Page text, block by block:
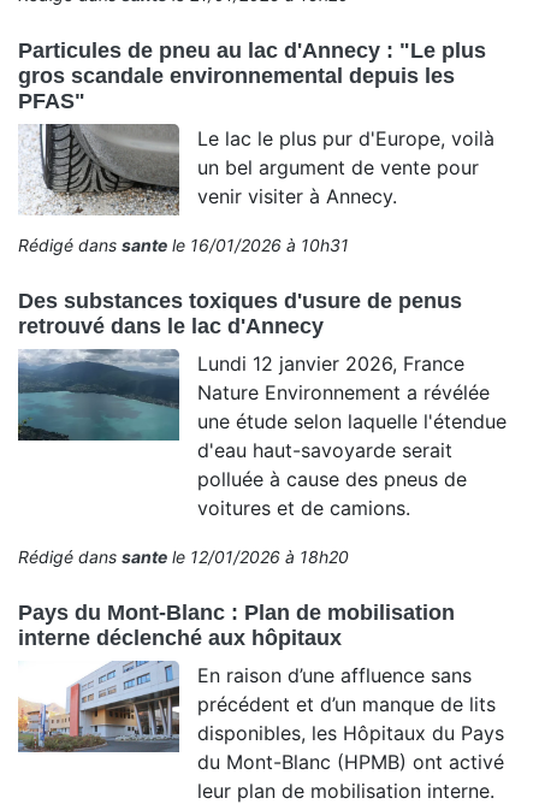
Particules de pneu au lac d'Annecy : "Le plus
gros scandale environnemental depuis les
PFAS"
Le lac le plus pur d'Europe, voilà
un bel argument de vente pour
venir visiter à Annecy.
Rédigé dans sante le 16/01/2026 à 10h31
Des substances toxiques d'usure de penus
retrouvé dans le lac d'Annecy
Lundi 12 janvier 2026, France
Nature Environnement a révélée
une étude selon laquelle l'étendue
d'eau haut-savoyarde serait
polluée à cause des pneus de
voitures et de camions.
Rédigé dans sante le 12/01/2026 à 18h20
Pays du Mont-Blanc : Plan de mobilisation
interne déclenché aux hôpitaux
En raison d’une affluence sans
précédent et d’un manque de lits
disponibles, les Hôpitaux du Pays
du Mont-Blanc (HPMB) ont activé
leur plan de mobilisation interne.